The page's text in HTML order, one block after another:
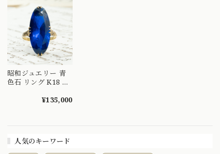
人気のキーワード
昭和ジュエリー 青
色石 リング K18 ヴ
トロ 王冠透かし ゴ
¥135,000